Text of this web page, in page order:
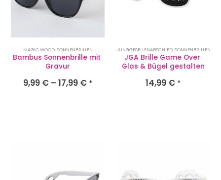
MAGIC WOOD,SONNENBRILLEN
Bambus Sonnenbrille mit
Gravur
9,99 € – 17,99 € *
JUNGGESELLENABSCHIED,SONNENBRILLEN
JGA Brille Game Over
Glas & Bügel gestalten
14,99 € *